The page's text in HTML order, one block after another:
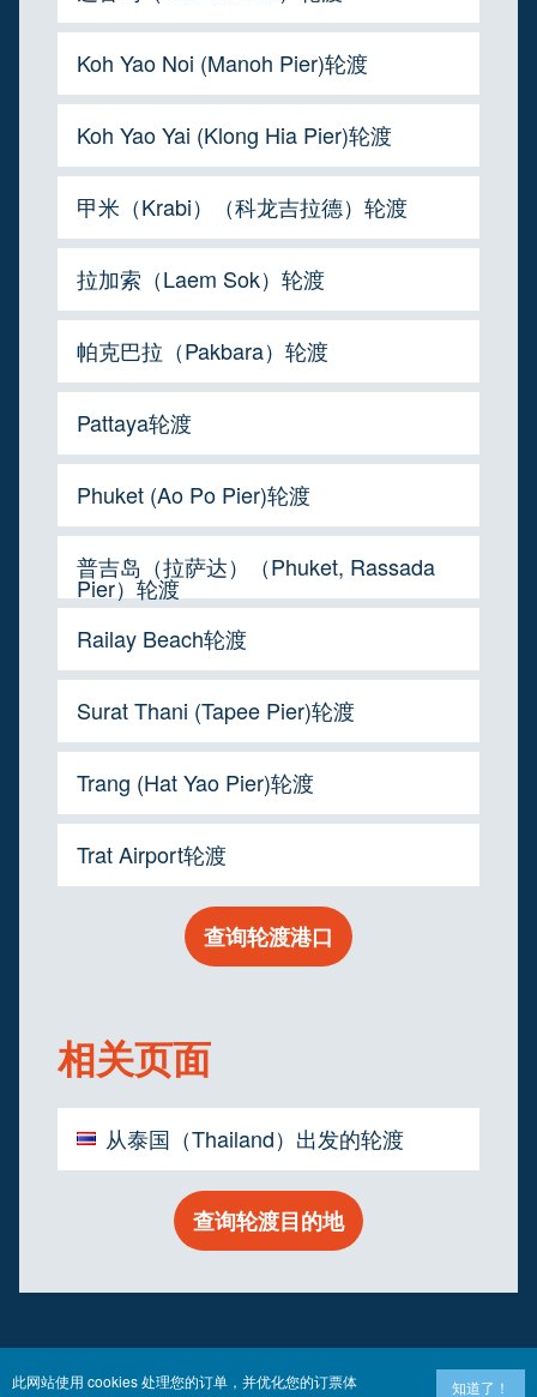
Koh Yao Noi (Manoh Pier)轮渡
Koh Yao Yai (Klong Hia Pier)轮渡
甲米（Krabi）（科龙吉拉德）轮渡
拉加索（Laem Sok）轮渡
帕克巴拉（Pakbara）轮渡
Pattaya轮渡
Phuket (Ao Po Pier)轮渡
普吉岛（拉萨达）（Phuket, Rassada
Pier）轮渡
Railay Beach轮渡
Surat Thani (Tapee Pier)轮渡
Trang (Hat Yao Pier)轮渡
Trat Airport轮渡
查询轮渡港口
相关页面
从泰国（Thailand）出发的轮渡
查询轮渡目的地
此网站使用 cookies 处理您的订单，并优化您的订票体
知道了！